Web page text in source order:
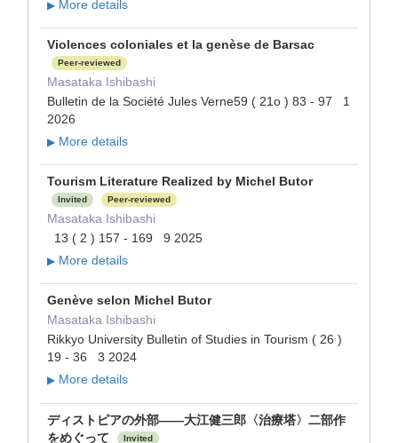
▶ More details
Violences coloniales et la genèse de Barsac
Peer-reviewed
Masataka Ishibashi
Bulletin de la Société Jules Verne59 ( 21o ) 83 - 97 1
2026
▶ More details
Tourism Literature Realized by Michel Butor
Invited Peer-reviewed
Masataka Ishibashi
13 ( 2 ) 157 - 169 9 2025
▶ More details
Genève selon Michel Butor
Masataka Ishibashi
Rikkyo University Bulletin of Studies in Tourism ( 26 )
19 - 36 3 2024
▶ More details
ディストピアの外部――大江健三郎〈治療塔〉二部作
をめぐって
Invited